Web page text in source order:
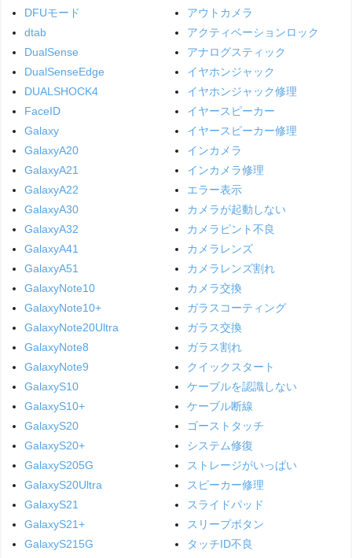
DFUモード
dtab
DualSense
DualSenseEdge
DUALSHOCK4
FaceID
Galaxy
GalaxyA20
GalaxyA21
GalaxyA22
GalaxyA30
GalaxyA32
GalaxyA41
GalaxyA51
GalaxyNote10
GalaxyNote10+
GalaxyNote20Ultra
GalaxyNote8
GalaxyNote9
GalaxyS10
GalaxyS10+
GalaxyS20
GalaxyS20+
GalaxyS205G
GalaxyS20Ultra
GalaxyS21
GalaxyS21+
GalaxyS215G
アウトカメラ
アクティベーションロック
アナログスティック
イヤホンジャック
イヤホンジャック修理
イヤースピーカー
イヤースピーカー修理
インカメラ
インカメラ修理
エラー表示
カメラが起動しない
カメラピント不良
カメラレンズ
カメラレンズ割れ
カメラ交換
ガラスコーティング
ガラス交換
ガラス割れ
クイックスタート
ケーブルを認識しない
ケーブル断線
ゴーストタッチ
システム修復
ストレージがいっぱい
スピーカー修理
スライドパッド
スリープボタン
タッチID不良